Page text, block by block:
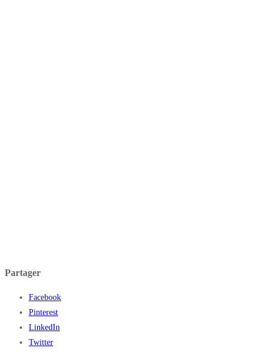
Partager
Facebook
Pinterest
LinkedIn
Twitter